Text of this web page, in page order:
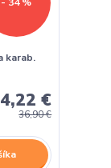
karab.
36,90 €
€